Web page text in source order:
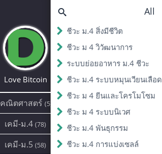
Love Bitcoin
คณิตศาสตร์ (5)
เคมี-ม.4 (78)
เคมี-ม.5 (58)
All
ชีวะ ม.4 สิ่งมีชีวิต
ชีวะ ม 4 วิวัฒนาการ
ระบบย่อยอาหาร ม.4 ชีวะ
ชีวะ ม.4 ระบบหมุนเวียนเลือด
ชีวะ ม 4 ยีนและโครโมโซม
ชีวะ ม 4 ระบบนิเวศ
ชีวะ ม.4 พันธุกรรม
ชีวะ ม.4 การแบ่งเซลล์